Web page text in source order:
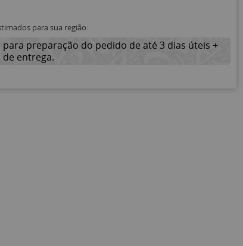
para sua região:
para preparação do pedido de até 3 dias úteis +
de entrega.